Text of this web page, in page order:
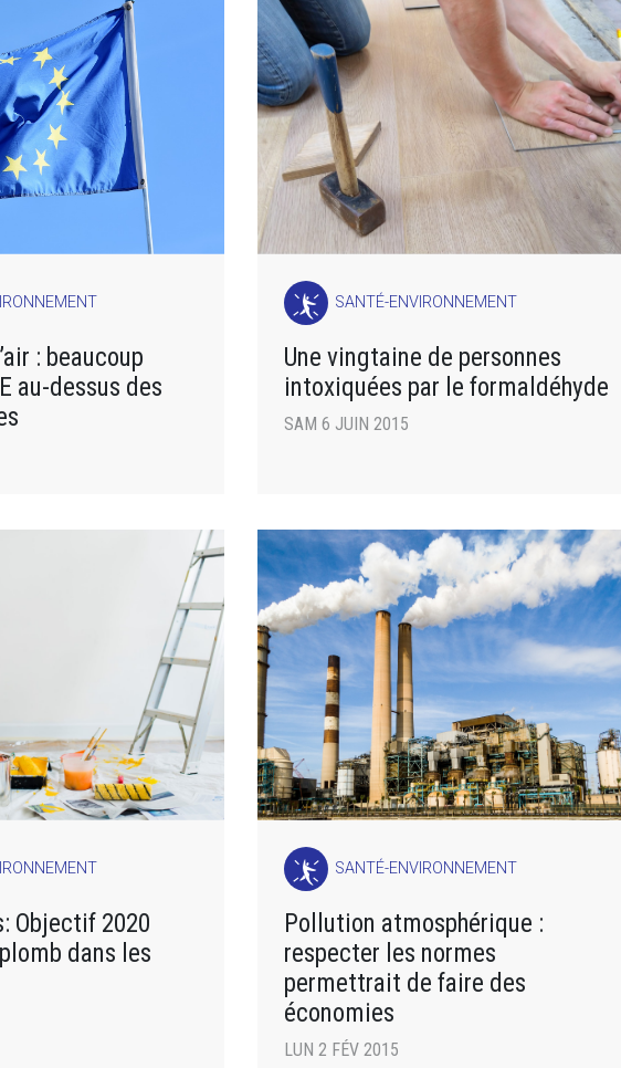
: beaucoup
au-dessus des
SANTÉ-ENVIRONNEMENT
Une vingtaine de personnes
intoxiquées par le formaldéhyde
SAM 6 JUIN 2015
Objectif 2020
dans les
SANTÉ-ENVIRONNEMENT
Pollution atmosphérique :
respecter les normes
permettrait de faire des
économies
LUN 2 FÉV 2015